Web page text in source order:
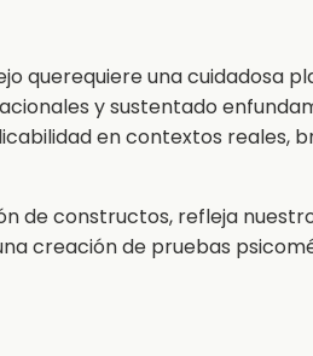
querequiere una cuidadosa
y sustentado
en contextos reales,
de constructos, refleja
creación de pruebas